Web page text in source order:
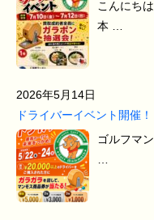
こんにちは
本 …
2026年5月14日
ドライバーイベント開催！
ゴルフマ